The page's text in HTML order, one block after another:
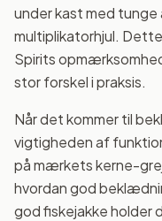
under kast med tunge
multiplikatorhjul.
Spirits
stor forskel i praksis.
Når det kommer til
vigtigheden af
på mærkets kerne-
hvordan god
god fiskejakke holder